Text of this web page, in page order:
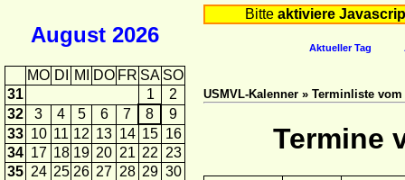
August 2026
MO DI MI DO FR SA SO
31
1
2
32
3 4 5 6 7 8
9
33 10 11 12 13 14 15 16
34 17 18 19 20 21 22 23
35 24 25 26 27 28 29 30
Bitte aktiviere
Aktueller Tag
USMVL-Kalenner » Terminliste vom
Termine